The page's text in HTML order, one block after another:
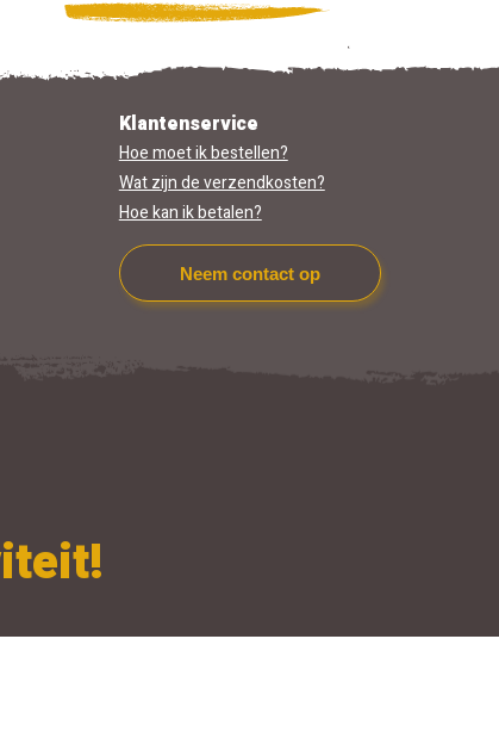
Klantenservice
Hoe moet ik bestellen?
Wat zijn de verzendkosten?
Hoe kan ik betalen?
Neem contact op